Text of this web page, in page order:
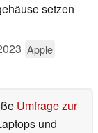
setzen
Apple
Umfrage zur
und